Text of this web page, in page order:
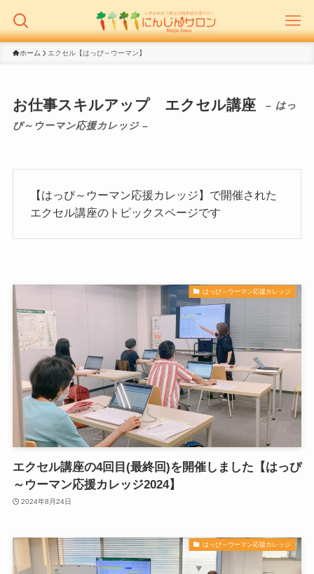
ホーム エクセル【はっぴ～ウーマン】
お仕事スキルアップ エクセル講座
– はっ
ぴ～ウーマン応援カレッジ –
【はっぴ～ウーマン応援カレッジ】で開催された
エクセル講座のトピックスページです
はっぴ～ウーマン応援カレッジ
エクセル講座の4回目(最終回)を開催しました【はっぴ
～ウーマン応援カレッジ2024】
2024年8月24日
はっぴ～ウーマン応援カレッジ